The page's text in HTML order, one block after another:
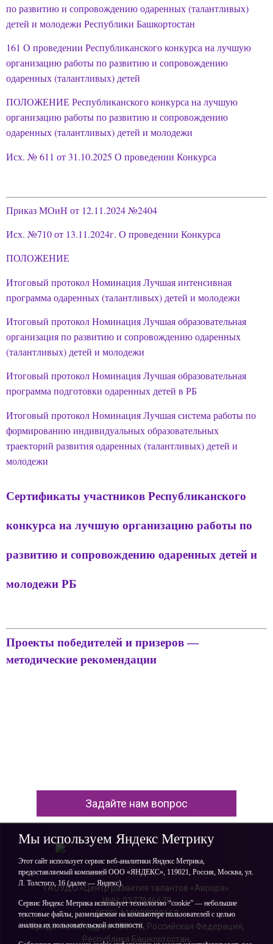
по развитию и сопровождению одаренных (талантливых)
детей и молодежи Республики Башкортостан
161 О проведении Республиканского конкурса на лучшую
организацию работы по развитию и сопровождению
одаренных (талантливых) детей
ПОЛОЖЕНИЕ Республиканского конкурса на лучшую
организацию работы по развитию и сопровождению
одаренных (талантливых) детей и молодежи
Исх. № 611 от 31.10.2025 О проведении Конкурса
Приказ МОиН от 12.11.2024 №2404
Исх. №710 от 13.11.2024г. О проведении Конкурса
ПОЛОЖЕНИЕ
Итоговый протокол Номинация Лучшая интенсивная
программа одаренных (талантливых) детей и молодежи
Итоговый протокол Номинация Лучшая образовательная
организация по развитию и сопровождению одаренных
(талантливых) детей и молодежи
Итоговый протокол Номинация Лучшая образовательная
программа подготовки одаренных детей в РБ
Итоговый протокол Номинация Лучшая система работы по
формированию индивидуальных образовательных
траекторий развития одаренных (талантливых) детей и
молодежи
Сертификаты участников Республиканского
конкурса на лучшую организацию работы по
развитию и сопровождению одаренных детей и
молодежи РБ
Проекты победителей и призеров —
методические рекомендации
Задайте нам вопрос
Мы используем Яндекс Метрику
Этот сайт использует сервис веб-аналитики Яндекс Метрика,
предоставляемый компанией ООО «ЯНДЕКС», 119021, Россия, Москва, ул.
Л. Толстого, 16 (далее — Яндекс).
Сервис Яндекс Метрика использует технологию “cookie” — небольшие
текстовые файлы, размещаемые на компьютере пользователей с целью
анализа их пользовательской активности.
ГАОУДО «Центр развития талантов «Аврора»
ИНН: 0277946670
ОГРН: 119028008662
Юридический адрес: 450112, Российская Федерация,
Республика Башкортостан,
Для заполнения данной формы включите
JavaScript в браузере.
Тема вопроса:
Ваш вопрос*
Отправить
*Нажимая кнопку «Отправить», я соглашаюсь на